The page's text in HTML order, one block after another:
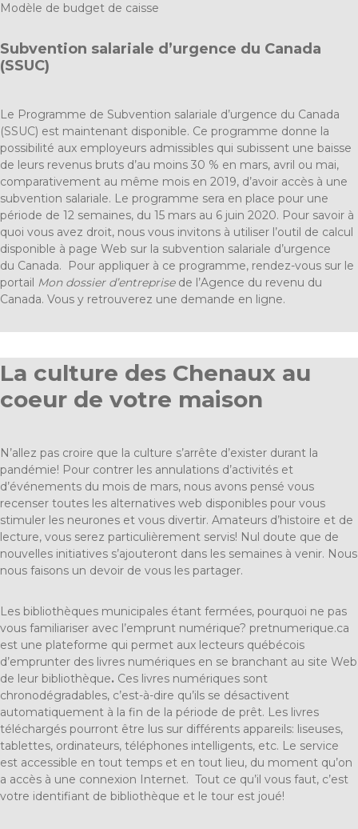
Modèle de budget de caisse
Subvention salariale d’urgence du Canada
(SSUC)
Le Programme de Subvention salariale d’urgence du Canada
(SSUC) est maintenant disponible. Ce programme donne la
possibilité aux employeurs admissibles qui subissent une baisse
de leurs revenus bruts d’au moins 30 % en mars, avril ou mai,
comparativement au même mois en 2019, d’avoir accès à une
subvention salariale. Le programme sera en place pour une
période de 12 semaines, du 15 mars au 6 juin 2020. Pour savoir à
quoi vous avez droit, nous vous invitons à utiliser l’outil de calcul
disponible à page Web sur la subvention salariale d’urgence
du Canada. Pour appliquer à ce programme, rendez-vous sur le
portail Mon dossier d’entreprisede l’Agence du revenu du
Canada. Vous y retrouverez une demande en ligne.
La culture des Chenaux au
coeur de votre maison
N’allez pas croire que la culture s’arrête d’exister durant la
pandémie! Pour contrer les annulations d’activités et
d’événements du mois de mars, nous avons pensé vous
recenser toutes les alternatives web disponibles pour vous
stimuler les neurones et vous divertir. Amateurs d’histoire et de
lecture, vous serez particulièrement servis! Nul doute que de
nouvelles initiatives s’ajouteront dans les semaines à venir. Nous
nous faisons un devoir de vous les partager.
Les bibliothèques municipales étant fermées, pourquoi ne pas
vous familiariser avec l’emprunt numérique? pretnumerique.ca
est une plateforme qui permet aux lecteurs québécois
d’emprunter des livres numériques en se branchant au site Web
de leur bibliothèque. Ces livres numériques sont
chronodégradables, c’est-à-dire qu’ils se désactivent
automatiquement à la fin de la période de prêt. Les livres
téléchargés pourront être lus sur différents appareils: liseuses,
tablettes, ordinateurs, téléphones intelligents, etc. Le service
est accessible en tout temps et en tout lieu, du moment qu’on
a accès à une connexion Internet. Tout ce qu’il vous faut, c’est
votre identifiant de bibliothèque et le tour est joué!